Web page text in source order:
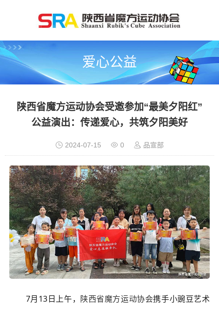
爱心公益
陕西省魔方运动协会受邀参加“最美夕阳红”
公益演出：传递爱心，共筑夕阳美好
2024-07-15 0 品宣部
7月13日上午， 陕西省魔方运动协会携手小豌豆艺术